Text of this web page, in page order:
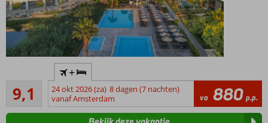
privéstrand
Ook
Swim up
kamers
9,1Uitstekend
34
beoordelingen
+
24 okt 2026 (za) 8 dagen (7 nachten)
vanaf Amsterdam
va 880 p.p.